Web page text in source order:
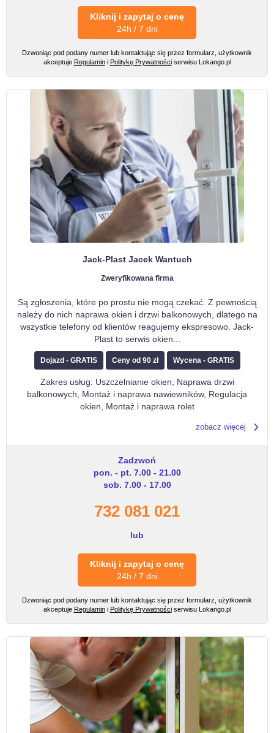
Kliknij i zapytaj o cenę
24h / 7 dni
Dzwoniąc pod podany numer lub kontaktując się przez formularz, użytkownik
akceptuje Regulamini Politykę Prywatnościserwisu Lokango.pl
Jack-Plast Jacek Wantuch
Zweryfikowana firma
Są zgłoszenia, które po prostu nie mogą czekać. Z pewnością
należy do nich naprawa okien i drzwi balkonowych, dlatego na
wszystkie telefony od klientów reagujemy ekspresowo. Jack-
Plast to serwis okien
Dojazd - GRATIS Ceny od 90 zł Wycena - GRATIS
Zakres usług: Uszczelnianie okien, Naprawa drzwi
balkonowych, Montaż i naprawa nawiewników, Regulacja
okien, Montaż i naprawa rolet
zobacz więcej
Zadzwoń
pon. - pt. 7.00 - 21.00
sob. 7.00 - 17.00
732 081 021
lub
Kliknij i zapytaj o cenę
24h / 7 dni
Dzwoniąc pod podany numer lub kontaktując się przez formularz, użytkownik
akceptuje Regulamini Politykę Prywatnościserwisu Lokango.pl